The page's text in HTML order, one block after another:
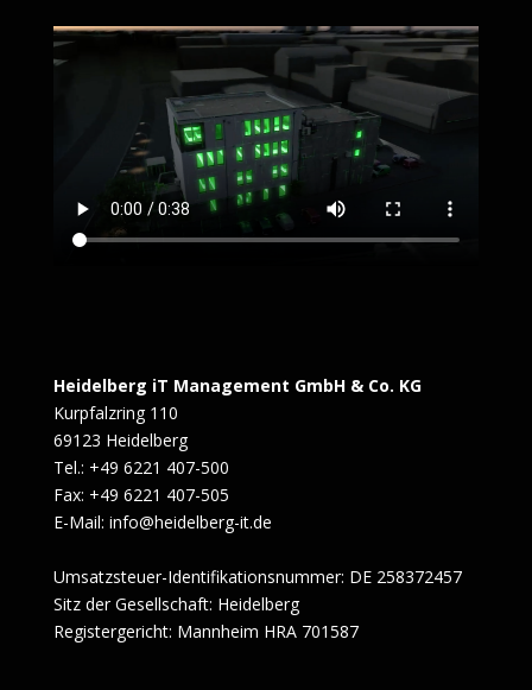
Heidelberg iT Management GmbH & Co. KG
Kurpfalzring 110
69123 Heidelberg
Tel.: +49 6221 407-500
Fax: +49 6221 407-505
E-Mail: info@heidelberg-it.de
Umsatzsteuer-Identifikationsnummer: DE 258372457
Sitz der Gesellschaft: Heidelberg
Registergericht: Mannheim HRA 701587